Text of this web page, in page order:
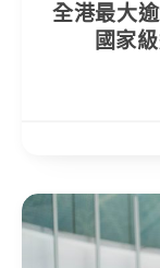
全港最大
國家